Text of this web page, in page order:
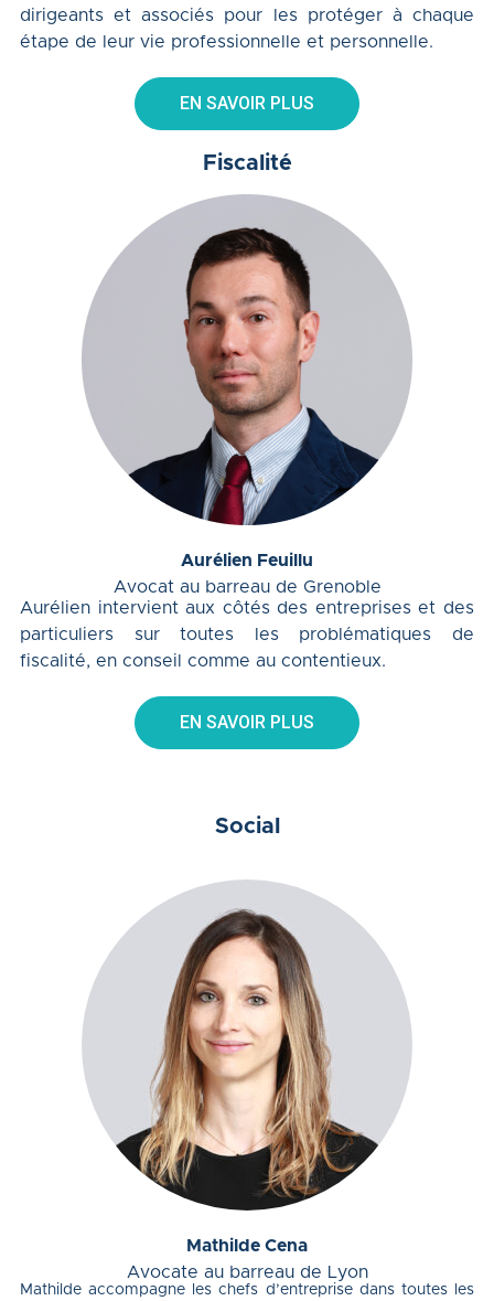
dirigeants et associés pour les protéger à chaque
étape de leur vie professionnelle et personnelle.
EN SAVOIR PLUS
Fiscalité
Aurélien Feuillu
Avocat au barreau de Grenoble
Aurélien intervient aux côtés des entreprises et des
particuliers sur toutes les problématiques de
fiscalité, en conseil comme au contentieux.
EN SAVOIR PLUS
Social
Mathilde Cena
Avocate au barreau de Lyon
Mathilde accompagne les chefs d’entreprise dans toutes les